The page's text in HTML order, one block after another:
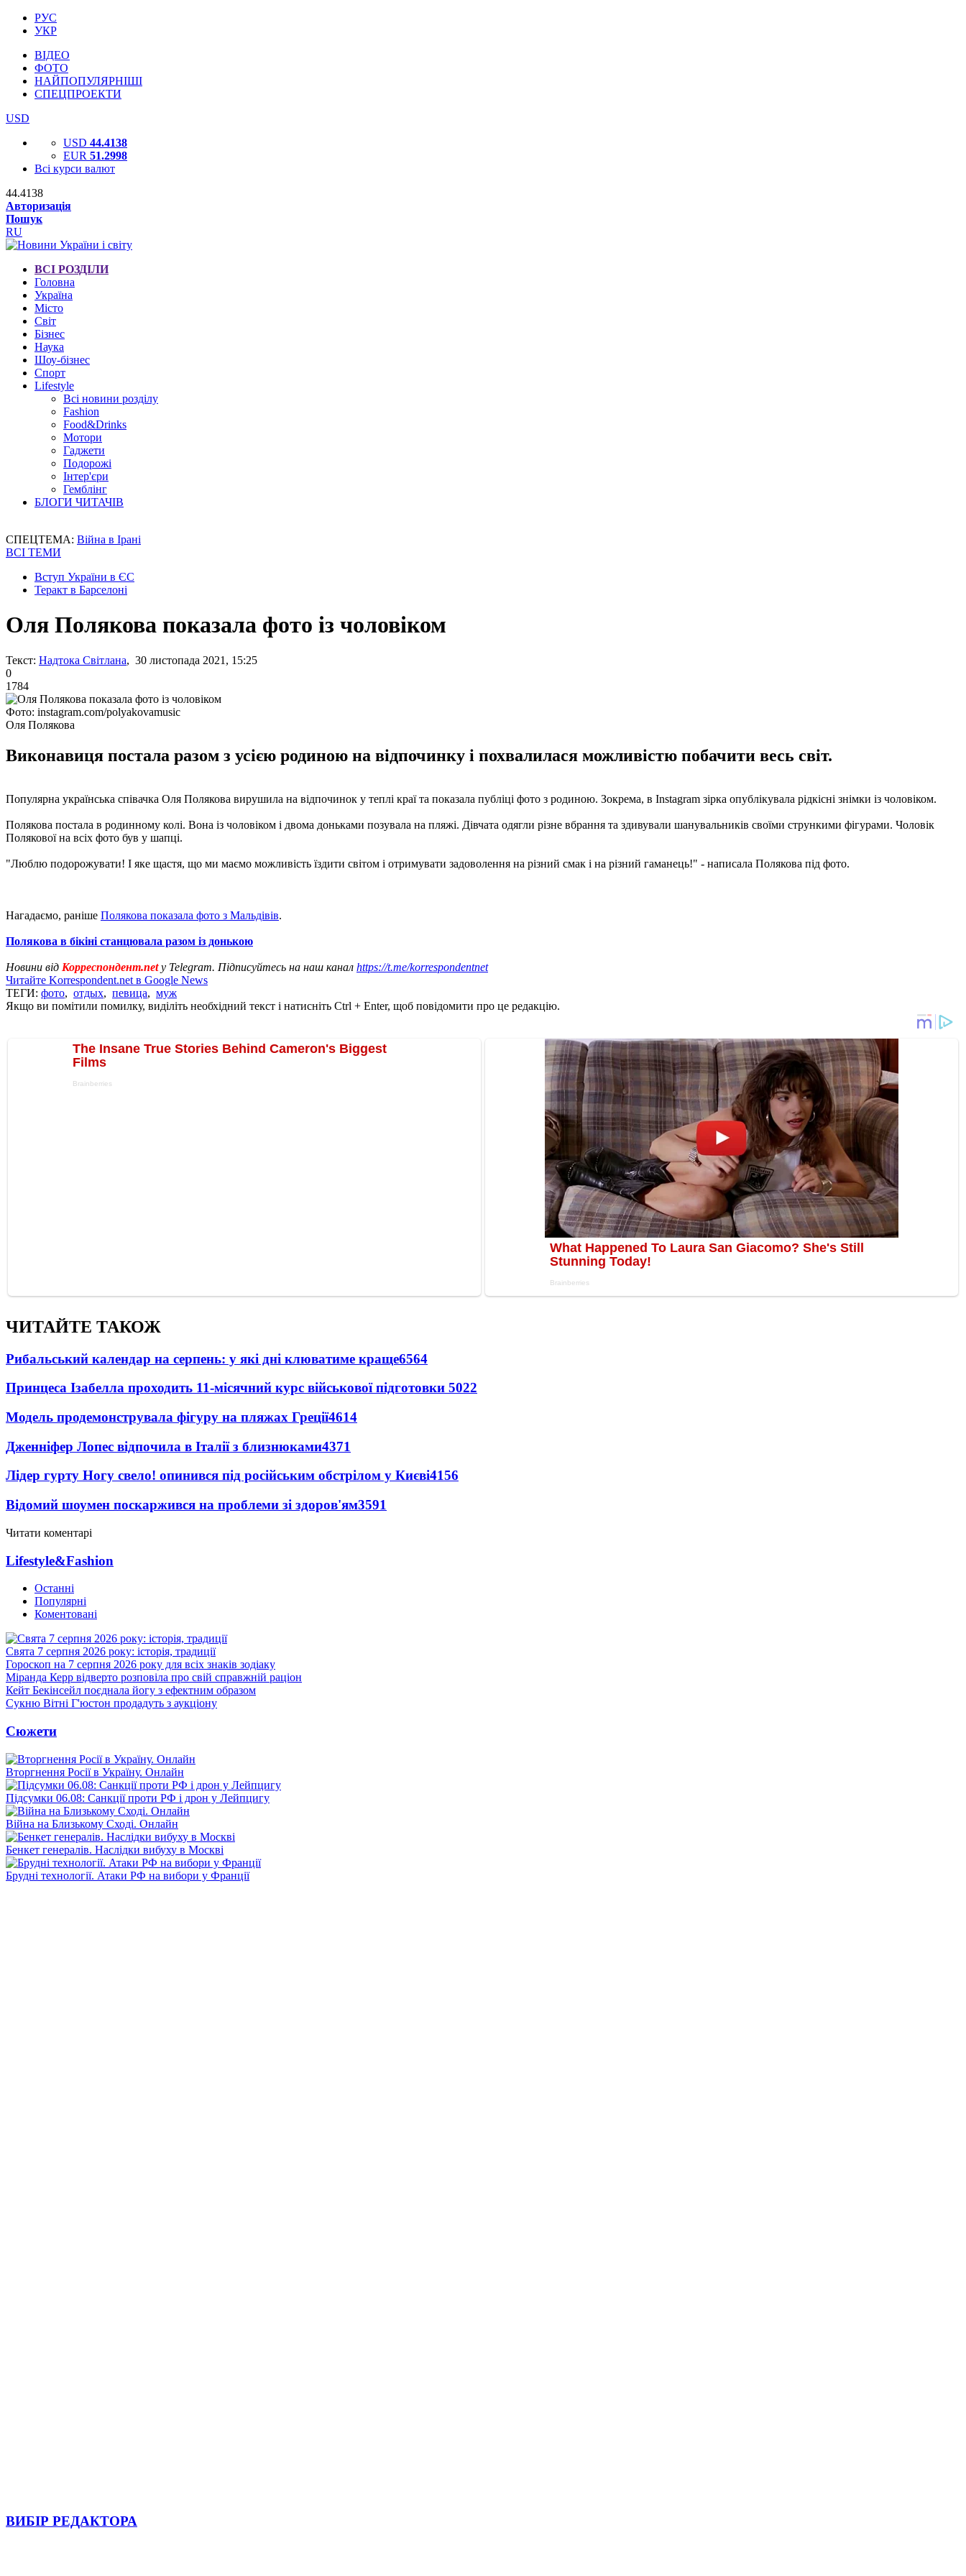
РУС
УКР
ВІДЕО
ФОТО
НАЙПОПУЛЯРНІШІ
СПЕЦПРОЕКТИ
USD
USD 44.4138
EUR 51.2998
Всі курси валют
44.4138
Авторизація
Пошук
RU
ВСІ РОЗДІЛИ
Головна
Україна
Місто
Світ
Бізнес
Наука
Шоу-бізнес
Спорт
Lifestyle
Всі новини розділу
Fashion
Food&Drinks
Мотори
Гаджети
Подорожі
Інтер'єри
Гемблінг
БЛОГИ ЧИТАЧІВ
СПЕЦТЕМА: Війна в Ірані
ВСІ ТЕМИ
Вступ України в ЄС
Теракт в Барселоні
Оля Полякова показала фото із чоловіком
Текст: Надтока Світлана, 30 листопада 2021, 15:25
0
1784
Фото: instagram.com/polyakovamusic
Оля Полякова
Виконавиця постала разом з усією родиною на відпочинку і похвалилася можливістю побачити весь світ.
Популярна українська співачка Оля Полякова вирушила на відпочинок у теплі краї та показала публіці фото з родиною. Зокрема, в Instagram зірка опублікувала рідкісні знімки із чоловіком.
Полякова постала в родинному колі. Вона із чоловіком і двома доньками позувала на пляжі. Дівчата одягли різне вбрання та здивували шанувальників своїми стрункими фігурами. Чоловік
Полякової на всіх фото був у шапці.
"Люблю подорожувати! І яке щастя, що ми маємо можливість їздити світом і отримувати задоволення на різний смак і на різний гаманець!" - написала Полякова під фото.
Нагадаємо, раніше Полякова показала фото з Мальдівів.
Полякова в бікіні станцювала разом із донькою
Новини від Корреспондент.netу Telegram. Підписуйтесь на наш канал https://t.me/korrespondentnet
Читайте Korrespondent.net в Google News
ТЕГИ: фото, отдых, певица, муж
Якщо ви помітили помилку, виділіть необхідний текст і натисніть Ctrl + Enter, щоб повідомити про це редакцію.
ЧИТАЙТЕ ТАКОЖ
Рибальський календар на серпень: у які дні клюватиме краще6564
Принцеса Ізабелла проходить 11-місячний курс військової підготовки 5022
Модель продемонструвала фігуру на пляжах Греції4614
Дженніфер Лопес відпочила в Італії з близнюками4371
Лідер гурту Ногу свело! опинився під російським обстрілом у Києві4156
Відомий шоумен поскаржився на проблеми зі здоров'ям3591
Читати коментарі
Lifestyle&Fashion
Останні
Популярні
Коментовані
Свята 7 серпня 2026 року: історія, традиції
Гороскоп на 7 серпня 2026 року для всіх знаків зодіаку
Міранда Керр відверто розповіла про свій справжній раціон
Кейт Бекінсейл поєднала йогу з ефектним образом
Сукню Вітні Г'юстон продадуть з аукціону
Сюжети
Вторгнення Росії в Україну. Онлайн
Підсумки 06.08: Санкції проти РФ і дрон у Лейпцигу
Війна на Близькому Сході. Онлайн
Бенкет генералів. Наслідки вибуху в Москві
Брудні технології. Атаки РФ на вибори у Франції
ВИБІР РЕДАКТОРА